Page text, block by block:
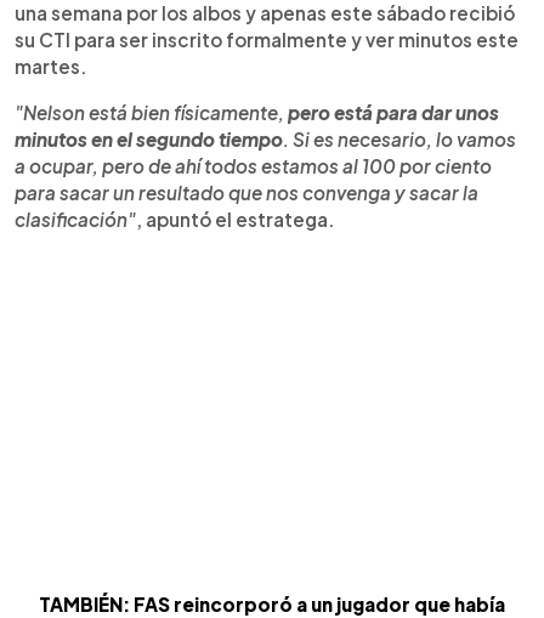
una semana por los albos y apenas este sábado recibió
su CTI para ser inscrito formalmente y ver minutos este
martes.
"Nelson está bien físicamente, pero está para dar unos
minutos en el segundo tiempo. Si es necesario, lo vamos
a ocupar, pero de ahí todos estamos al 100 por ciento
para sacar un resultado que nos convenga y sacar la
clasificación", apuntó el estratega.
TAMBIÉN: FAS reincorporó a un jugador que había